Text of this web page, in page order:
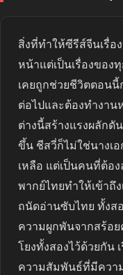
สิ่งที่ทำให้ซีรีส์จีนเรื่อ
หน้าแต่เป็นเรื่องของ
เคยถูกช่วยชีวิตตอน
ต่อไปและต้องทำงา
ต่างนี้สร้างแรงผลัก
ขึ้น ชีสวี่ก็ไม่ใช่นางเ
เหลือ แต่เป็นคนที่ต้อ
พากย์ไทยทำให้เข้าถึ
ถนัดอ่านซับไทย ทั้งส
ความผูกพันจากสร้อ
โยงทั้งสองไว้ด้วยกัน
ความสัมพันธ์ที่มีควา